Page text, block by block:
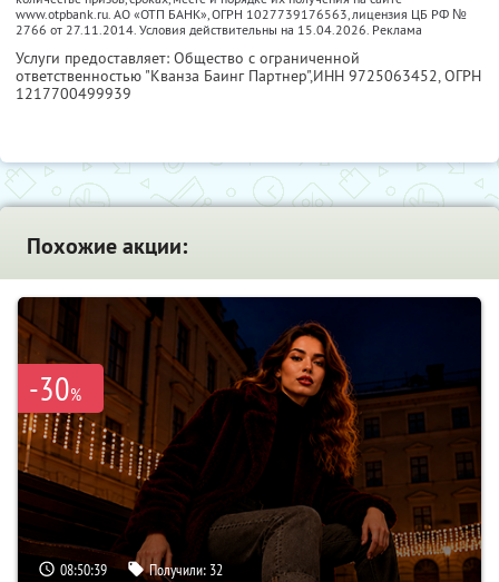
www.otpbank.ru. АО «ОТП БАНК», ОГРН 1027739176563, лицензия ЦБ РФ №
2766 от 27.11.2014. Условия действительны на 15.04.2026. Реклама
Услуги предоставляет: Общество с ограниченной
ответственностью "Кванза Баинг Партнер",ИНН 9725063452, ОГРН
1217700499939
Похожие акции:
-30%
08:50:38 Получили: 32